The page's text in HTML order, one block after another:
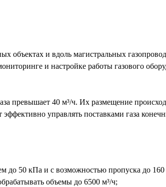
и вдоль магистральных
и настройке работы газового
превышает 40 м³/ч. Их размещение
управлять поставками газа
до 50 кПа и с возможностью пропуска до 160
объемы до 6500 м³/ч;